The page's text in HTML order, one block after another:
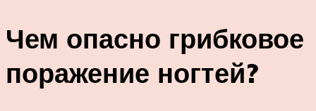
Чем опасно грибковое
поражение ногтей?